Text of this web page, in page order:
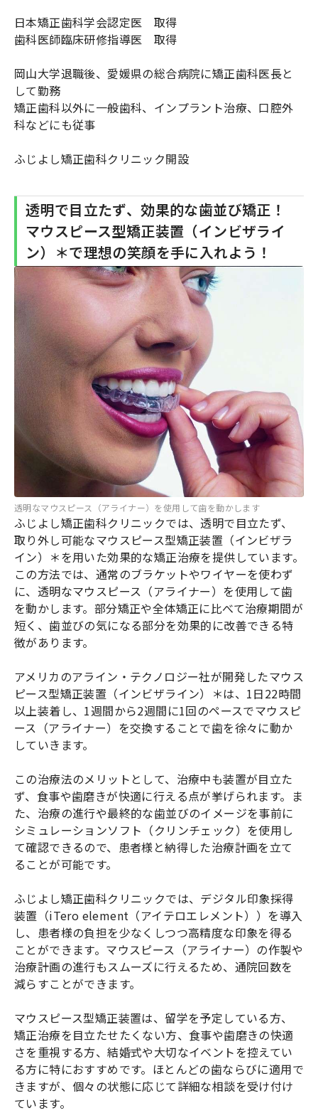
日本矯正歯科学会認定医 取得
歯科医師臨床研修指導医 取得
岡山大学退職後、愛媛県の総合病院に矯正歯科医長と
して勤務
矯正歯科以外に一般歯科、インプラント治療、口腔外
科などにも従事
ふじよし矯正歯科クリニック開設
透明で目立たず、効果的な歯並び矯正！
マウスピース型矯正装置（インビザライ
ン）＊で理想の笑顔を手に入れよう！
透明なマウスピース（アライナー）を使用して歯を動かします
ふじよし矯正歯科クリニックでは、透明で目立たず、
取り外し可能なマウスピース型矯正装置（インビザラ
イン）＊を用いた効果的な矯正治療を提供しています。
この方法では、通常のブラケットやワイヤーを使わず
に、透明なマウスピース（アライナー）を使用して歯
を動かします。部分矯正や全体矯正に比べて治療期間が
短く、歯並びの気になる部分を効果的に改善できる特
徴があります。
アメリカのアライン・テクノロジー社が開発したマウス
ピース型矯正装置（インビザライン）＊は、1日22時間
以上装着し、1週間から2週間に1回のペースでマウスピ
ース（アライナー）を交換することで歯を徐々に動か
していきます。
この治療法のメリットとして、治療中も装置が目立た
ず、食事や歯磨きが快適に行える点が挙げられます。ま
た、治療の進行や最終的な歯並びのイメージを事前に
シミュレーションソフト（クリンチェック）を使用し
て確認できるので、患者様と納得した治療計画を立て
ることが可能です。
ふじよし矯正歯科クリニックでは、デジタル印象採得
装置（iTero element（アイテロエレメント））を導入
し、患者様の負担を少なくしつつ高精度な印象を得る
ことができます。マウスピース（アライナー）の作製や
治療計画の進行もスムーズに行えるため、通院回数を
減らすことができます。
マウスピース型矯正装置は、留学を予定している方、
矯正治療を目立たせたくない方、食事や歯磨きの快適
さを重視する方、結婚式や大切なイベントを控えてい
る方に特におすすめです。ほとんどの歯ならびに適用で
きますが、個々の状態に応じて詳細な相談を受け付け
ています。